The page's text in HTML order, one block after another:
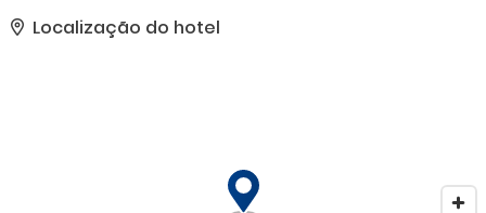
Localização do hotel